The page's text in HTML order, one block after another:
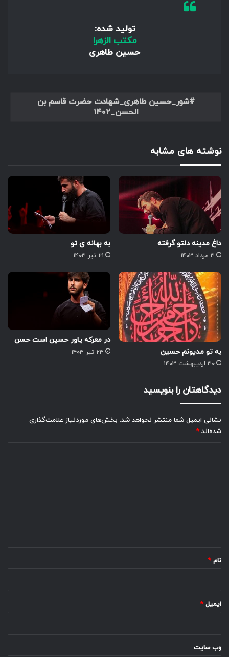
تولید شده:
مکتب الزهرا
حسین طاهری
شور_حسین طاهری_شهادت حضرت قاسم بن
الحسن_۱۴۰۲
نوشته های مشابه
داغ مدینه دلتو گرفته
۳ مرداد ۱۴۰۳
به بهانه ی تو
۲۱ تیر ۱۴۰۳
به تو مدیونم حسین
۳۰ اردیبهشت ۱۴۰۳
در معرکه یاور حسین است حسن
۲۳ تیر ۱۴۰۳
دیدگاهتان را بنویسید
نشانی ایمیل شما منتشر نخواهد شد. بخش‌های موردنیاز علامت‌گذاری
شده‌اند *
نام *
ایمیل *
وب‌ سایت